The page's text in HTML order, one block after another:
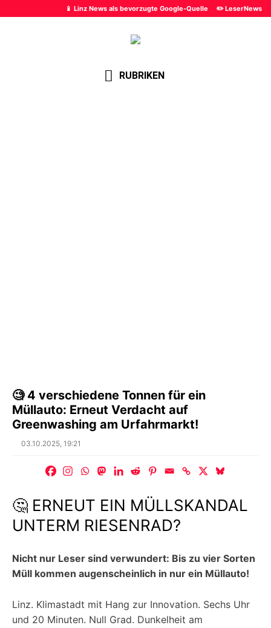
📱 Linz News als bevorzugte Google-Quelle ✏️ LeserNews
RUBRIKEN
🧐 4 verschiedene Tonnen für ein
Müllauto: Erneut Verdacht auf
Greenwashing am Urfahrmarkt!
Posted
03.10.2025, 19:21
🤔 ERNEUT EIN MÜLLSKANDAL
UNTERM RIESENRAD?
Nicht nur Leser sind verwundert: Bis zu vier Sorten
Müll kommen augenscheinlich in nur ein Müllauto!
Linz. Klimastadt mit Hang zur Innovation. Sechs Uhr
und 20 Minuten. Null Grad. Dunkelheit am